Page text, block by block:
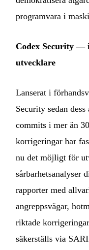
programvara i
Codex Security —
utvecklare
Lanserat i
Security sedan
commits i mer än
korrigeringar har
nu det möjligt för
sårbarhetsanalyser
rapporter med
angreppsvägar,
riktade
säkerställs via